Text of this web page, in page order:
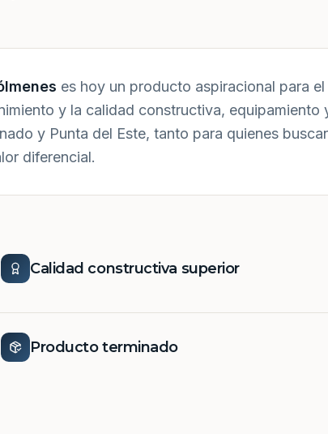
es hoy un producto aspiracional para
y la calidad constructiva,
y Punta del Este, tanto para quienes
diferencial.
Calidad constructiva superior
Producto terminado